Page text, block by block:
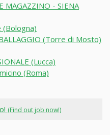
MAGAZZINO - SIENA
(Torre di Mosto)
(Lucca)
(Roma)
(Find out job now!)